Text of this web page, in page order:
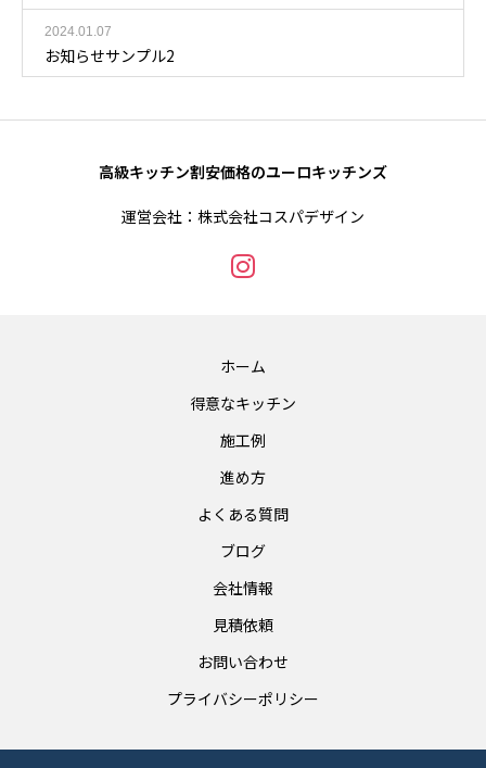
2024.01.07
お知らせサンプル2
高級キッチン割安価格のユーロキッチンズ
運営会社：株式会社コスパデザイン
ホーム
得意なキッチン
施工例
進め方
よくある質問
ブログ
会社情報
見積依頼
お問い合わせ
プライバシーポリシー